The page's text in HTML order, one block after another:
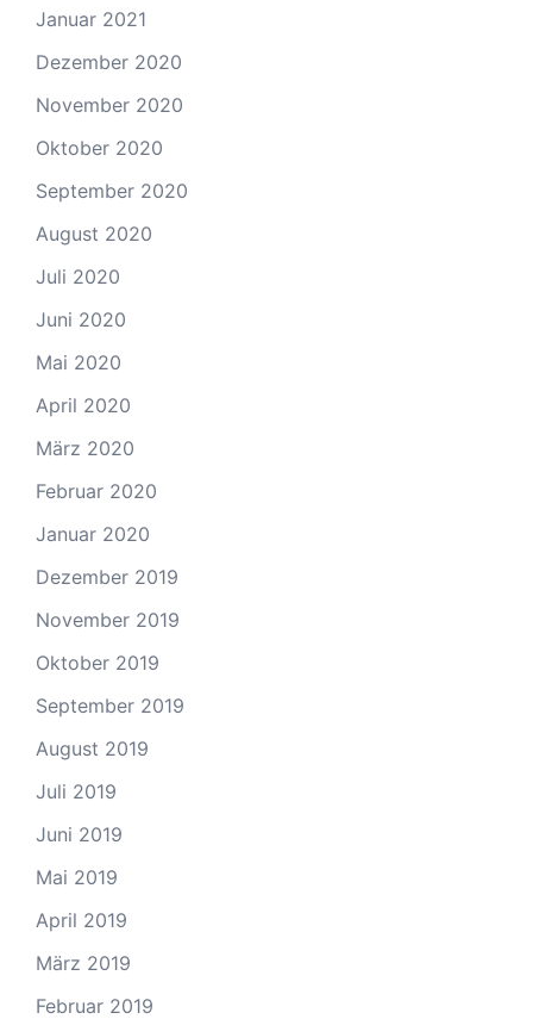
Januar 2021
Dezember 2020
November 2020
Oktober 2020
September 2020
August 2020
Juli 2020
Juni 2020
Mai 2020
April 2020
März 2020
Februar 2020
Januar 2020
Dezember 2019
November 2019
Oktober 2019
September 2019
August 2019
Juli 2019
Juni 2019
Mai 2019
April 2019
März 2019
Februar 2019